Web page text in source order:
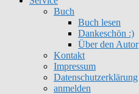
Buch
Buch lesen
Dankeschön :)
Über den Autor
Kontakt
Impressum
Datenschutzerklärung
anmelden